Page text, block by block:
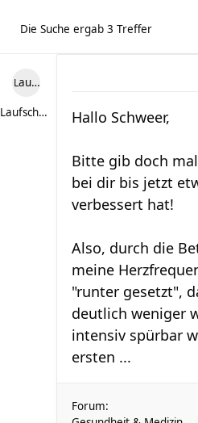
Die Suche ergab 3 Treffer
Laufschuh86
Laufschuh86 Hallo Schweer,
Bitte gib doch
bei dir bis jetzt
verbessert hat!
Also, durch die
meine
"runter gesetzt",
deutlich weniger
intensiv spürbar
ersten ...
Forum: